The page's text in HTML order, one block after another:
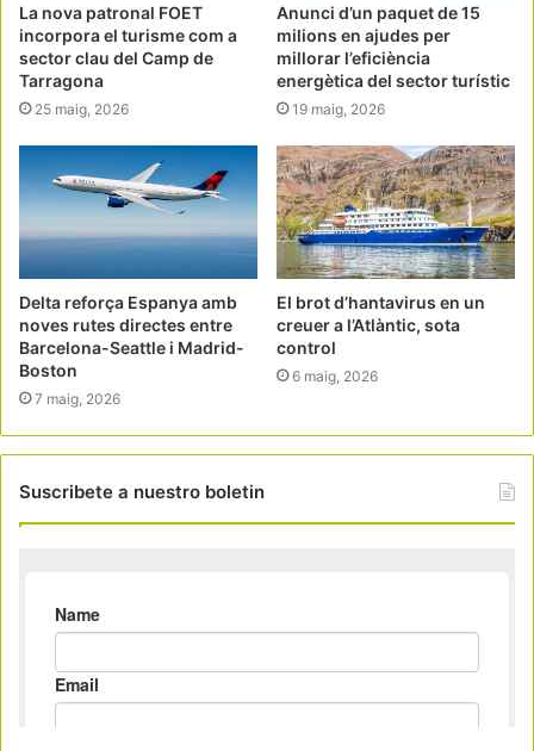
La nova patronal FOET
incorpora el turisme com a
sector clau del Camp de
Tarragona
25 maig, 2026
Anunci d’un paquet de 15
milions en ajudes per
millorar l’eficiència
energètica del sector turístic
19 maig, 2026
Delta reforça Espanya amb
noves rutes directes entre
Barcelona-Seattle i Madrid-
Boston
7 maig, 2026
El brot d’hantavirus en un
creuer a l’Atlàntic, sota
control
6 maig, 2026
Suscribete a nuestro boletin